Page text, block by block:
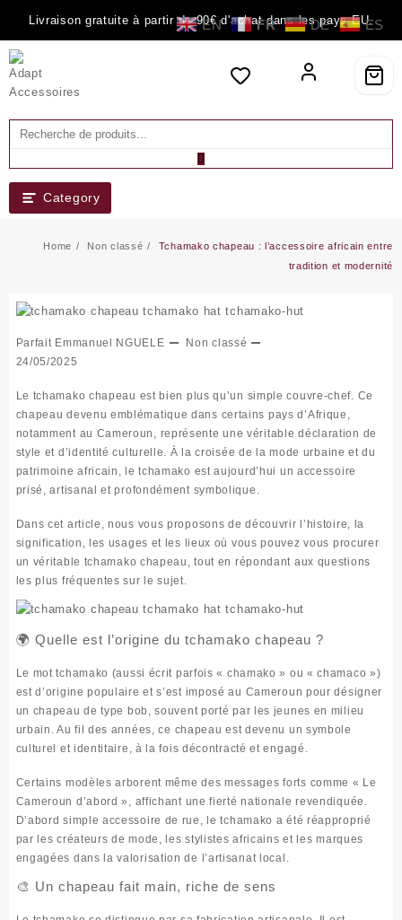
content
Livraison gratuite à partir de 90€ d'achat dans les pays EU.
Category
Home Non classé
Tchamako chapeau : l’accessoire africain entre
tradition et modernité
Parfait Emmanuel NGUELE
Non classé
24/05/2025
Le tchamako chapeau est bien plus qu’un simple couvre-chef. Ce
chapeau devenu emblématique dans certains pays d’Afrique,
notamment au Cameroun, représente une véritable déclaration de
style et d’identité culturelle. À la croisée de la mode urbaine et du
patrimoine africain, le tchamako est aujourd’hui un accessoire
prisé
, artisanal et profondément symbolique.
Dans cet article, nous vous proposons de découvrir l’histoire, la
signification, les usages et les lieux où vous pouvez vous procurer
un véritable tchamako chapeau
, tout en répondant aux questions
les plus fréquentes sur le sujet.
🌍 Quelle est l’origine du tchamako chapeau ?
Le mottchamako (aussi écrit parfois « chamako » ou «chamaco »)
est d’origine populaire et s’est imposé au Cameroun pour désigner
un chapeau de type bob
, souvent porté par les jeunes en milieu
urbain. Au fil des années, ce chapeau est devenu un symbole
culturel et identitaire, à la fois décontracté et engagé.
Certains modèles arborent même des messages forts comme « Le
Cameroun d’abord »
, affichant une fierté nationale revendiquée.
D’abord simple accessoire de rue, letchamako a été réapproprié
par les créateurs de mode, les stylistes africains et les marques
engagées dans la valorisation de l’artisanat local.
🎨 Un chapeau fait main, riche de sens
EN FR DE ES